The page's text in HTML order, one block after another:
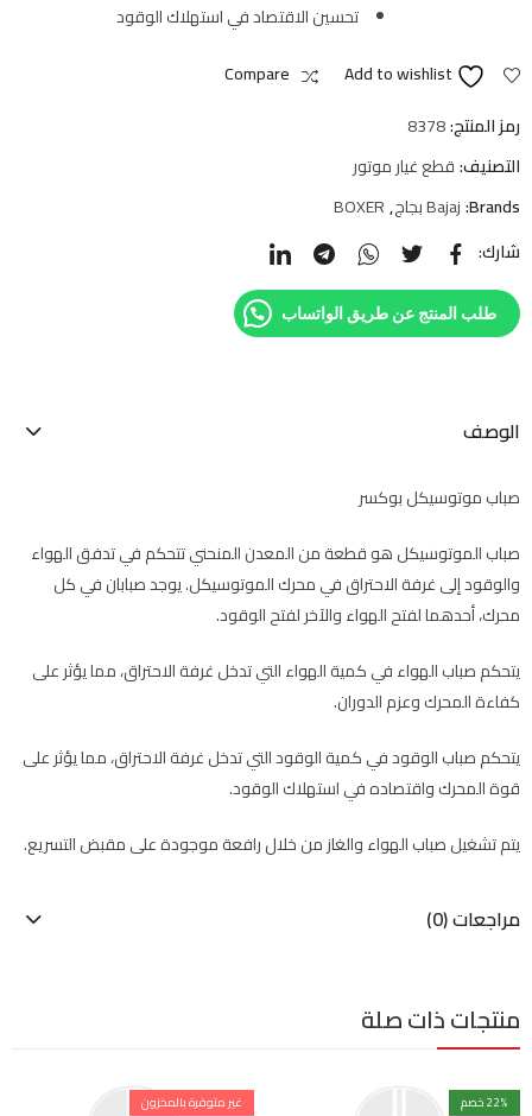
تحسين الاقتصاد في استهلاك الوقود
Add to wishlist
Compare
رمز المنتج:8378
التصنيف:قطع غيار موتور
Brands: Bajaj بجاج ,
BOXER
شارك:
طلب المنتج عن طريق الواتساب
الوصف
صباب موتوسيكل بوكسر
صباب الموتوسيكل هو قطعة من المعدن المنحني تتحكم في تدفق الهواء
والوقود إلى غرفة الاحتراق في محرك الموتوسيكل. يوجد صبابان في كل
محرك، أحدهما لفتح الهواء والآخر لفتح الوقود.
يتحكم صباب الهواء في كمية الهواء التي تدخل غرفة الاحتراق، مما يؤثر على
كفاءة المحرك وعزم الدوران.
يتحكم صباب الوقود في كمية الوقود التي تدخل غرفة الاحتراق، مما يؤثر على
قوة المحرك واقتصاده في استهلاك الوقود.
يتم تشغيل صباب الهواء والغاز من خلال رافعة موجودة على مقبض التسريع.
مراجعات (0)
منتجات ذات صلة
22% خصم غير متوفرة بالمخزون